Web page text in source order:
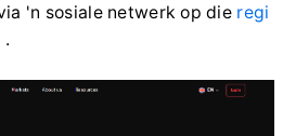
'n sosiale netwerk op die regi
.